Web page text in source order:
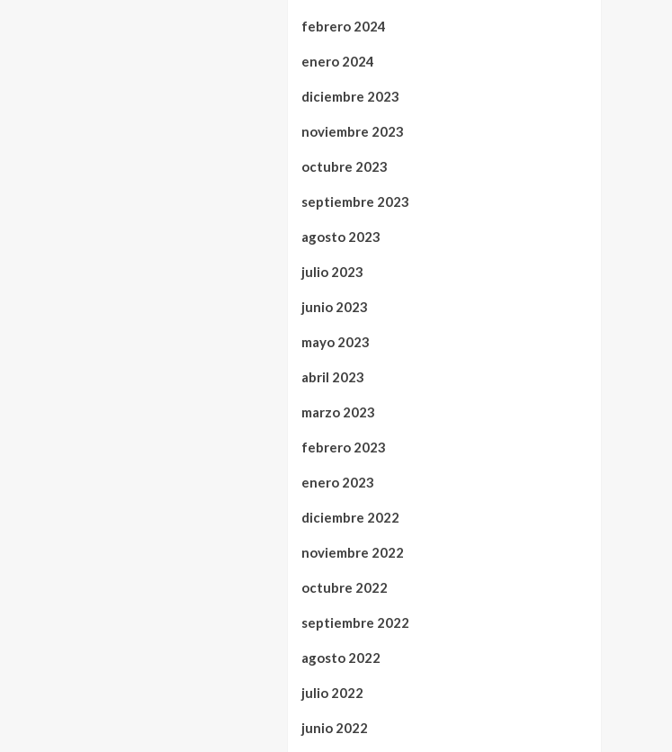
febrero 2024
enero 2024
diciembre 2023
noviembre 2023
octubre 2023
septiembre 2023
agosto 2023
julio 2023
junio 2023
mayo 2023
abril 2023
marzo 2023
febrero 2023
enero 2023
diciembre 2022
noviembre 2022
octubre 2022
septiembre 2022
agosto 2022
julio 2022
junio 2022